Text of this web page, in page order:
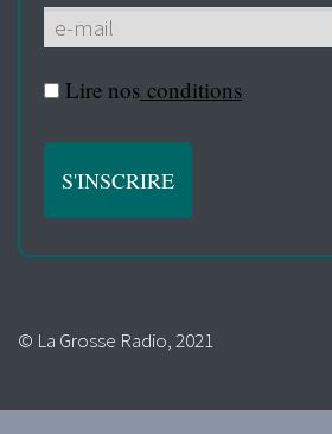
Lire nos conditions
© La Grosse Radio, 2021